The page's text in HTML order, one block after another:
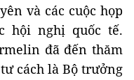
và các cuộc họp
hội nghị quốc tế.
đã đến thăm
cách là Bộ trưởng